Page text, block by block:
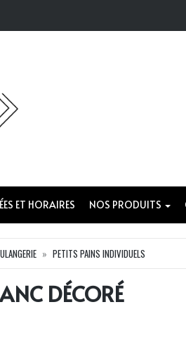
ET HORAIRES NOS PRODUITS
PETITS PAINS INDIVIDUELS
DÉCORÉ